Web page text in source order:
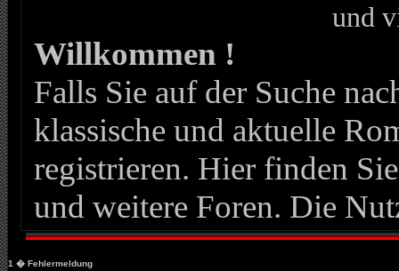
und
Willkommen !
Falls Sie auf der Suche
klassische und aktuelle
registrieren. Hier finden
und weitere Foren. Die
1 � Fehlermeldung